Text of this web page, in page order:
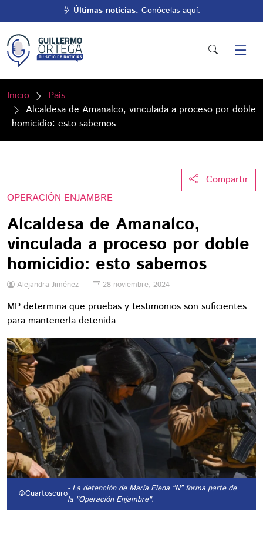
Últimas noticias. Conócelas aquí.
Inicio
País
Alcaldesa de Amanalco, vinculada a proceso por doble
homicidio: esto sabemos
Compartir
OPERACIÓN ENJAMBRE
Alcaldesa de Amanalco,
vinculada a proceso por doble
homicidio: esto sabemos
Alejandra Jiménez 28 noviembre, 2024
MP determina que pruebas y testimonios son suficientes
para mantenerla detenida
©Cuartoscuro- La detención de María Elena “N” forma parte de
la "Operación Enjambre".